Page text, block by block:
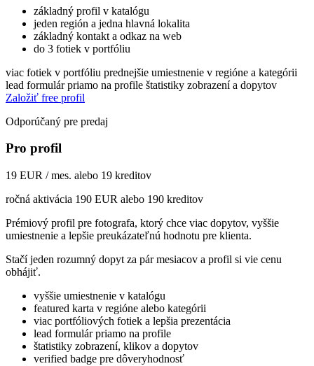
základný profil v katalógu
jeden región a jedna hlavná lokalita
základný kontakt a odkaz na web
do 3 fotiek v portfóliu
viac fotiek v portfóliu prednejšie umiestnenie v regióne a kategórii
lead formulár priamo na profile štatistiky zobrazení a dopytov
Založiť free profil
Odporúčaný pre predaj
Pro profil
19 EUR / mes. alebo 19 kreditov
ročná aktivácia 190 EUR alebo 190 kreditov
Prémiový profil pre fotografa, ktorý chce viac dopytov, vyššie
umiestnenie a lepšie preukázateľnú hodnotu pre klienta.
Stačí jeden rozumný dopyt za pár mesiacov a profil si vie cenu
obhájiť.
vyššie umiestnenie v katalógu
featured karta v regióne alebo kategórii
viac portfóliových fotiek a lepšia prezentácia
lead formulár priamo na profile
štatistiky zobrazení, klikov a dopytov
verified badge pre dôveryhodnosť